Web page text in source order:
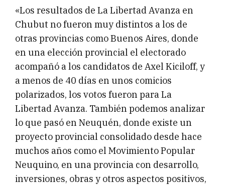
«Los resultados de La Libertad Avanza en
Chubut no fueron muy distintos a los de
otras provincias como Buenos Aires, donde
en una elección provincial el electorado
acompañó a los candidatos de Axel Kiciloff, y
a menos de 40 días en unos comicios
polarizados, los votos fueron para La
Libertad Avanza. También podemos analizar
lo que pasó en Neuquén, donde existe un
proyecto provincial consolidado desde hace
muchos años como el Movimiento Popular
Neuquino, en una provincia con desarrollo,
inversiones, obras y otros aspectos positivos,